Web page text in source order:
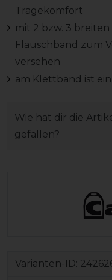
Tragekomfort
mit 2 bzw. 3
Flauschband zum
versehen
am Klettband ist ein
Wie hat dir die
gefallen?
Varianten-ID: